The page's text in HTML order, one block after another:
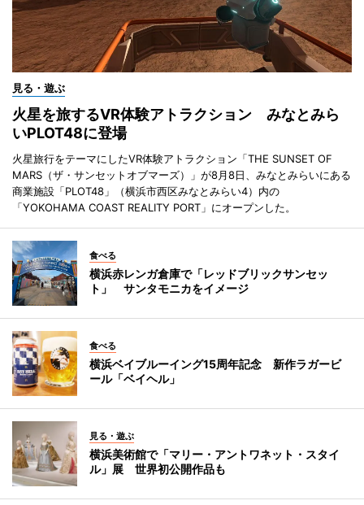
見る・遊ぶ
火星を旅するVR体験アトラクション みなとみら
いPLOT48に登場
火星旅行をテーマにしたVR体験アトラクション「THE SUNSET OF
MARS（ザ・サンセットオブマーズ）」が8月8日、みなとみらいにある
商業施設「PLOT48」（横浜市西区みなとみらい4）内の
「YOKOHAMA COAST REALITY PORT」にオープンした。
食べる
横浜赤レンガ倉庫で「レッドブリックサンセッ
ト」 サンタモニカをイメージ
食べる
横浜ベイブルーイング15周年記念 新作ラガービ
ール「ベイヘル」
見る・遊ぶ
横浜美術館で「マリー・アントワネット・スタイ
ル」展 世界初公開作品も